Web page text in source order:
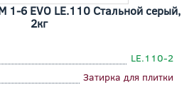
1-6 EVO LE.110 Cтальной серый,
2кг
LE.110-2
Затирка для плитки